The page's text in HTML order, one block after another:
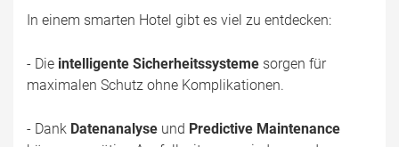
In einem smarten Hotel gibt es viel zu entdecken:
- Die intelligente Sicherheitssysteme sorgen für
maximalen Schutz ohne Komplikationen.
- Dank Datenanalyse und Predictive Maintenance